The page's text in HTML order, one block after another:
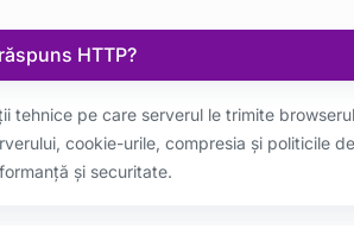
HTTP?
tehnice pe care serverul le trimite
cookie-urile, compresia și politicile
și securitate.